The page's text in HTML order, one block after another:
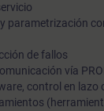
parametrización
de fallos
vía
control en lazo